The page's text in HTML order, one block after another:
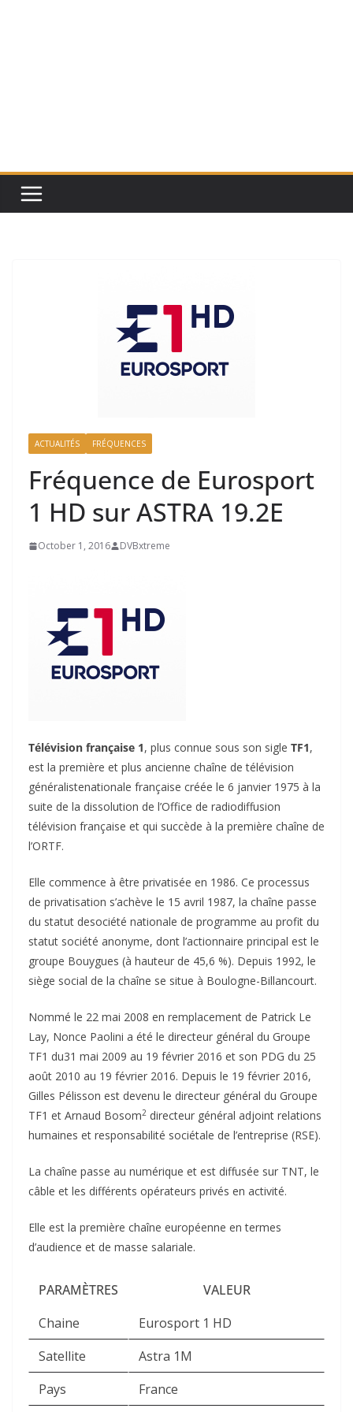
ACTUALITÉS FRÉQUENCES
Fréquence de Eurosport
1 HD sur ASTRA 19.2E
October 1, 2016 DVBxtreme
Télévision française 1, plus connue sous son sigle TF1,
est la première et plus ancienne chaîne de télévision
généralistenationale française créée le 6 janvier 1975 à la
suite de la dissolution de l’Office de radiodiffusion
télévision française et qui succède à la première chaîne de
l’ORTF.
Elle commence à être privatisée en 1986. Ce processus
de privatisation s’achève le 15 avril 1987, la chaîne passe
du statut desociété nationale de programme au profit du
statut société anonyme, dont l’actionnaire principal est le
groupe Bouygues (à hauteur de 45,6 %). Depuis 1992, le
siège social de la chaîne se situe à Boulogne-Billancourt.
Nommé le 22 mai 2008 en remplacement de Patrick Le
Lay, Nonce Paolini a été le directeur général du Groupe
TF1 du31 mai 2009 au 19 février 2016 et son PDG du 25
août 2010 au 19 février 2016. Depuis le 19 février 2016,
Gilles Pélisson est devenu le directeur général du Groupe
TF1 et Arnaud Bosom2 directeur général adjoint relations
humaines et responsabilité sociétale de l’entreprise (RSE).
La chaîne passe au numérique et est diffusée sur TNT, le
câble et les différents opérateurs privés en activité.
Elle est la première chaîne européenne en termes
d’audience et de masse salariale.
PARAMÈTRES
VALEUR
Chaine
Eurosport 1 HD
Satellite
Astra 1M
Pays
France